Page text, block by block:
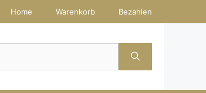
Home Warenkorb Bezahlen